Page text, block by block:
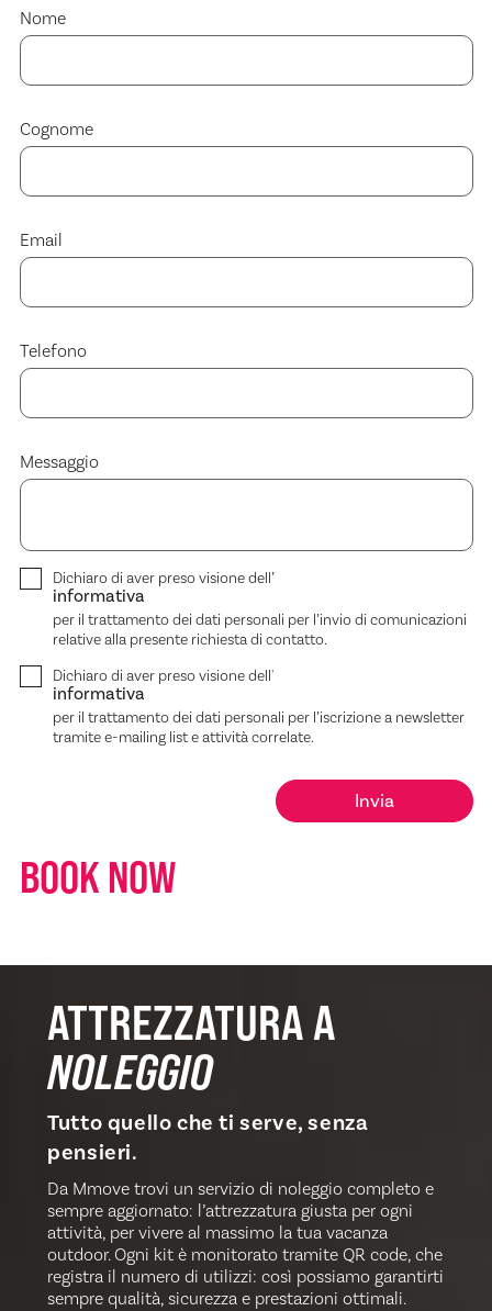
Nome
Cognome
Email
Telefono
Messaggio
Dichiaro di aver preso visione dell’
informativa
per il trattamento dei dati personali per l’invio di comunicazioni
relative alla presente richiesta di contatto.
Dichiaro di aver preso visione dell'
informativa
per il trattamento dei dati personali per l’iscrizione a newsletter
tramite e-mailing list e attività correlate.
BOOK NOW
ATTREZZATURA A
NOLEGGIO
Tutto quello che ti serve, senza
pensieri.
Da Mmove trovi un servizio di noleggio completo e
sempre aggiornato: l’attrezzatura giusta per ogni
attività, per vivere al massimo la tua vacanza
outdoor. Ogni kit è monitorato tramite QR code, che
registra il numero di utilizzi: così possiamo garantirti
sempre qualità, sicurezza e prestazioni ottimali.